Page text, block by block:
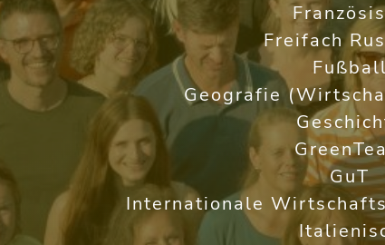
Freifach
Geografie
GuT
Internationale